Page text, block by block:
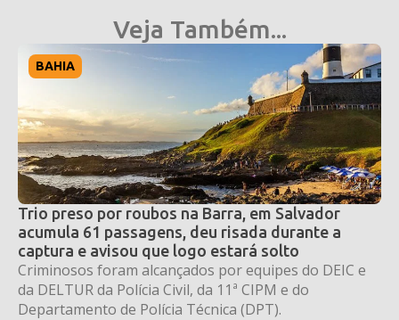
Veja Também...
BAHIA
Trio preso por roubos na Barra, em Salvador
acumula 61 passagens, deu risada durante a
captura e avisou que logo estará solto
Criminosos foram alcançados por equipes do DEIC e
da DELTUR da Polícia Civil, da 11ª CIPM e do
Departamento de Polícia Técnica (DPT).